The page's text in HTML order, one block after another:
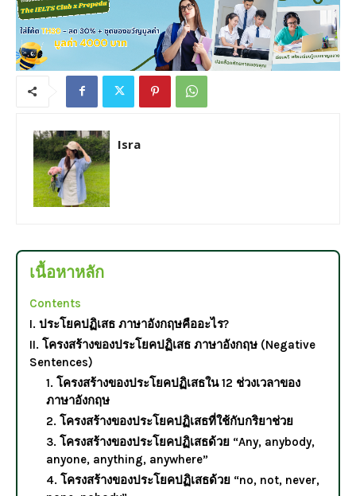
Isra
เนื้อหาหลัก
Contents
I. ประโยคปฏิเสธ ภาษาอังกฤษคืออะไร?
II. โครงสร้างของประโยคปฏิเสธ ภาษาอังกฤษ (Negative
Sentences)
1. โครงสร้างของประโยคปฏิเสธใน 12 ช่วงเวลาของ
ภาษาอังกฤษ
2. โครงสร้างของประโยคปฏิเสธที่ใช้กับกริยาช่วย
3. โครงสร้างของประโยคปฏิเสธด้วย “Any, anybody,
anyone, anything, anywhere”
4. โครงสร้างของประโยคปฏิเสธด้วย “no, not, never,